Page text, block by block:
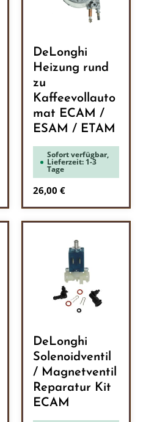
DeLonghi
Heizung rund
zu
Kaffeevollauto
mat ECAM /
ESAM / ETAM
Sofort verfügbar,
Lieferzeit: 1-3
Tage
Regulärer Preis:
26,00 €
DeLonghi
Solenoidventil
/ Magnetventil
Reparatur Kit
ECAM